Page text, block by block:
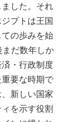
した。それ
プトは王国
の歩みを始
まだ数年しか
・行政制度
要な時期で
新しい国家
を示す役割